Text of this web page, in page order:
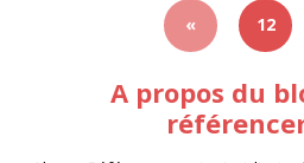
« 12
A propos du